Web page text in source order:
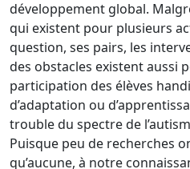
développement global.
qui existent pour plusieurs
question, ses pairs, les
des obstacles existent aussi
participation des élèves
d’adaptation ou
trouble du spectre de
Puisque peu de recherches
qu’aucune, à notre